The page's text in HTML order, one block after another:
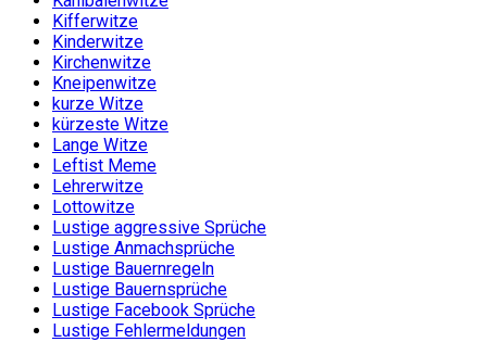
Kifferwitze
Kinderwitze
Kirchenwitze
Kneipenwitze
kurze Witze
kürzeste Witze
Lange Witze
Leftist Meme
Lehrerwitze
Lottowitze
Lustige aggressive Sprüche
Lustige Anmachsprüche
Lustige Bauernregeln
Lustige Bauernsprüche
Lustige Facebook Sprüche
Lustige Fehlermeldungen